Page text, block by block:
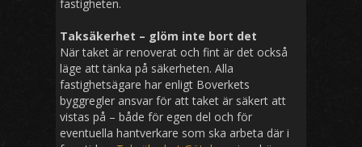
fastigheten.
Taksäkerhet – glöm inte bort det
När taket är renoverat och fint är det också
läge att tänka på säkerheten. Alla
fastighetsägare har enligt Boverkets
byggregler ansvar för att taket är säkert att
vistas på – både för egen del och för
eventuella hantverkare som ska arbeta där i